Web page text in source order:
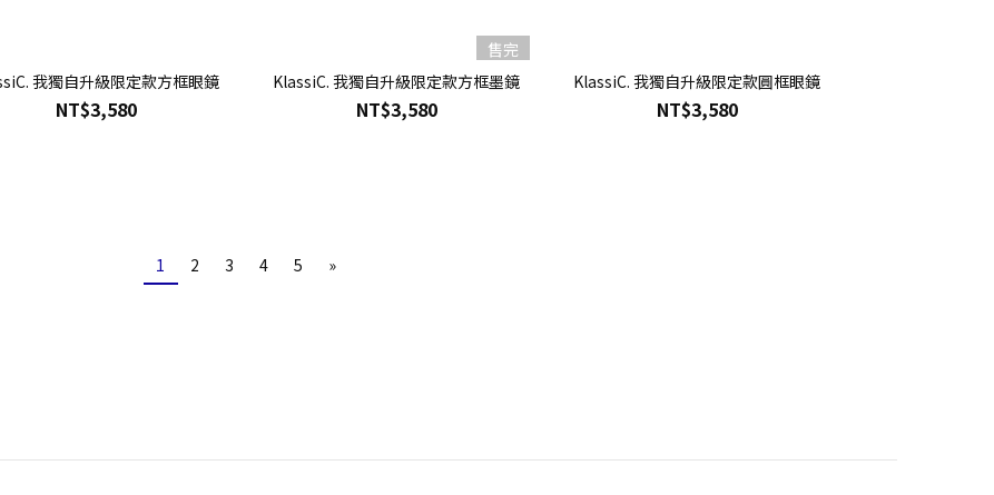
我獨自升級限定款方框眼鏡
NT$3,580
售完
KlassiC. 我獨自升級限定款方框墨鏡
NT$3,580
KlassiC. 我獨自升級限定款圓框眼鏡
NT$3,580
1 2 3 4 5 »